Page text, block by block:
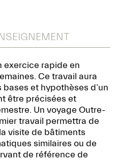
exercice rapide en
Ce travail aura
et hypothèses d’un
être précisées et
Un voyage Outre-
travail permettra de
visite de bâtiments
similaires ou de
de référence de